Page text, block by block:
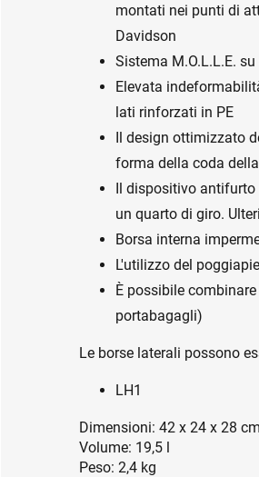
montati nei punti di
Davidson
Sistema M.O.L.L.E.
Elevata
lati rinforzati in PE
Il design ottimizzato
forma della coda
Il dispositivo antifurto
un quarto di giro.
Borsa interna
L'utilizzo del
È possibile
portabagagli)
Le borse laterali possono
LH1
Dimensioni: 42 x 24 x 28 cm
Volume: 19,5 l
Peso: 2,4 kg